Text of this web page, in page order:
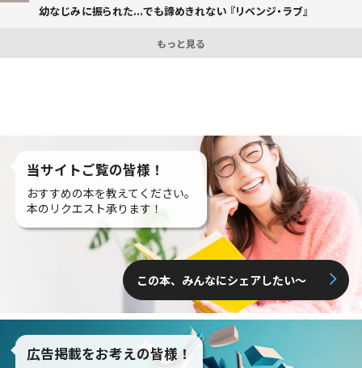
幼なじみに振られた...でも諦めきれない 『リベンジ・ラブ』
もっと見る
当サイトご覧の皆様！
おすすめの本を教えてください。
本のリクエスト承ります！
この本、みんなにシェアしたい〜
広告掲載をお考えの皆様！